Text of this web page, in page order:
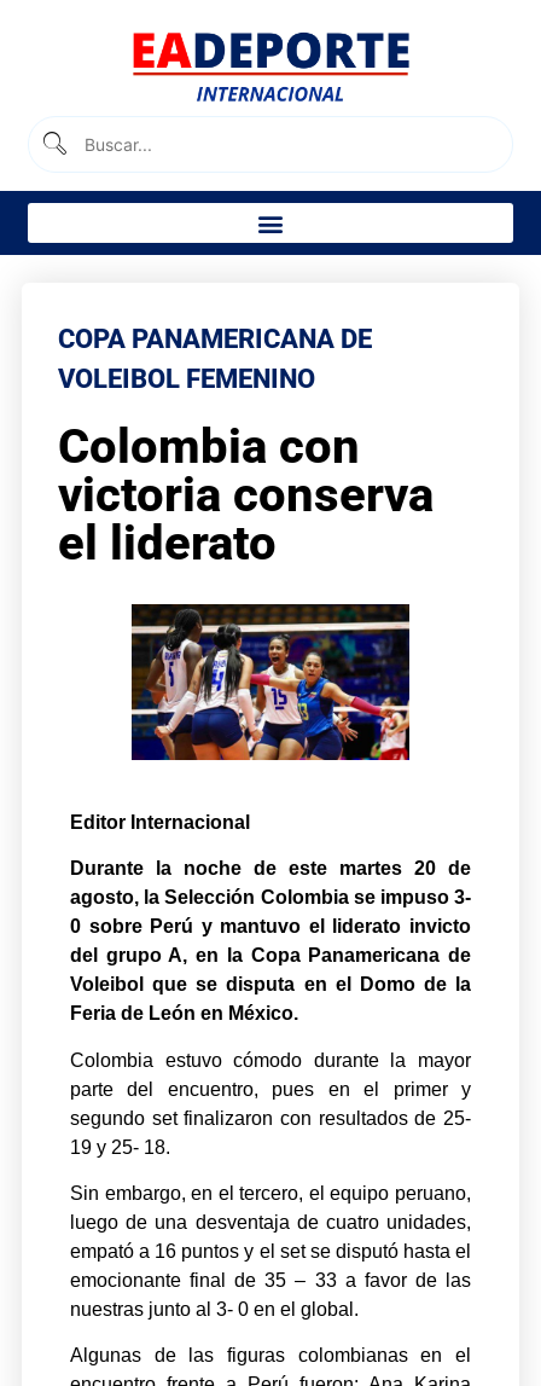
COPA PANAMERICANA DE
VOLEIBOL FEMENINO
Colombia con
victoria conserva
el liderato
Editor Internacional
Durante la noche de este martes 20 de
agosto, la Selección Colombia se impuso 3-
0 sobre Perú y mantuvo el liderato invicto
del grupo A, en la Copa Panamericana de
Voleibol que se disputa en el Domo de la
Feria de León en México.
Colombia estuvo cómodo durante la mayor
parte del encuentro, pues en el primer y
segundo set finalizaron con resultados de 25-
19 y 25- 18.
Sin embargo, en el tercero, el equipo peruano,
luego de una desventaja de cuatro unidades,
empató a 16 puntos y el set se disputó hasta el
emocionante final de 35 – 33 a favor de las
nuestras junto al 3- 0 en el global.
Algunas de las figuras colombianas en el